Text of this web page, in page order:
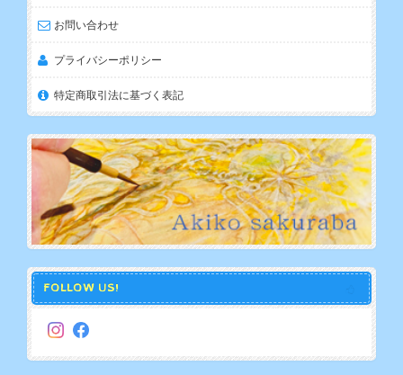
お問い合わせ
プライバシーポリシー
特定商取引法に基づく表記
FOLLOW US!